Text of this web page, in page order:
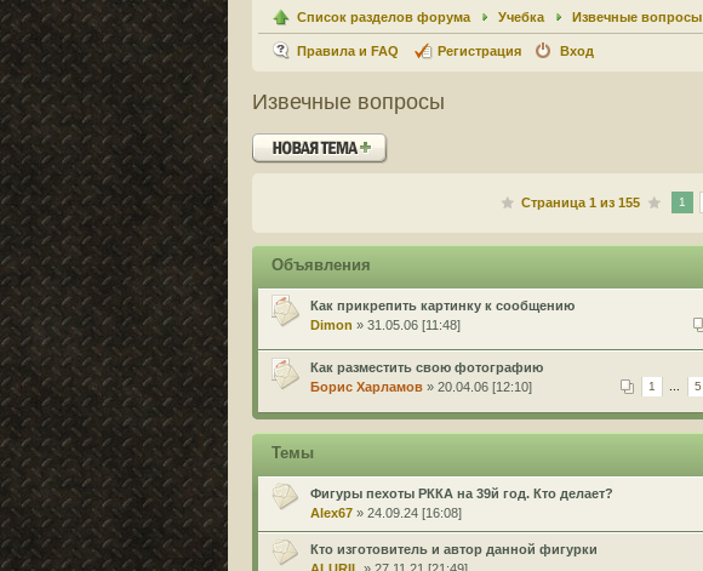
Список разделов форума Учебка Извечные вопросы
Правила и FAQ Регистрация Вход
Извечные вопросы
Новая тема
Страница1 из155 1
Объявления
Как прикрепить картинку к сообщению
Dimon » 31.05.06 [11:48]
Как разместить свою фотографию
1 ... 5
Борис Харламов » 20.04.06 [12:10]
Темы
Фигуры пехоты РККА на 39й год. Кто делает?
Alex67 » 24.09.24 [16:08]
Кто изготовитель и автор данной фигурки